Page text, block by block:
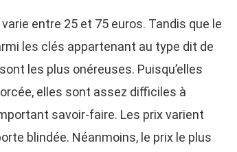
entre 25 et 75 euros. Tandis que le
les clés appartenant au type dit de
les plus onéreuses. Puisqu’elles
elles sont assez difficiles à
savoir-faire. Les prix varient
blindée. Néanmoins, le prix le plus